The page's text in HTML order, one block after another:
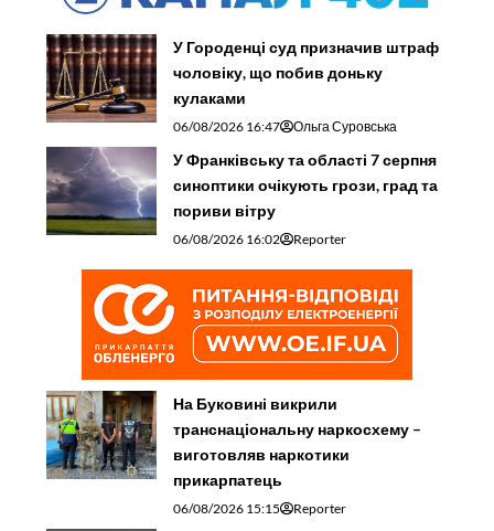
У Городенці суд призначив штраф
чоловіку, що побив доньку
кулаками
06/08/2026 16:47 Ольга Суровська
У Франківську та області 7 серпня
синоптики очікують грози, град та
пориви вітру
06/08/2026 16:02 Reporter
На Буковині викрили
транснаціональну наркосхему –
виготовляв наркотики
прикарпатець
06/08/2026 15:15 Reporter